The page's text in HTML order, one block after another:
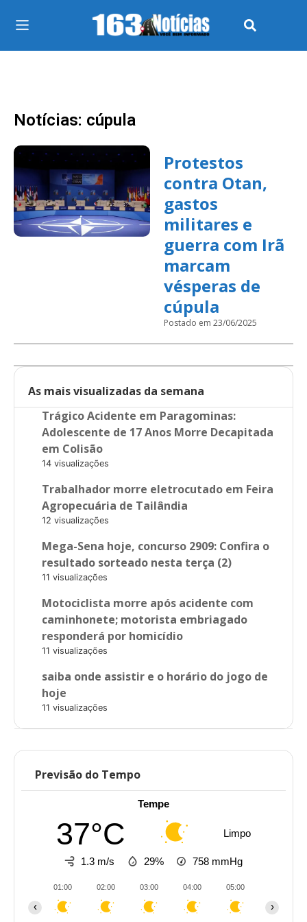
Notícias: cúpula
Protestos
contra Otan,
gastos
militares e
guerra com Irã
marcam
vésperas de
cúpula
Postado em 23/06/2025
As mais visualizadas da semana
Trágico Acidente em Paragominas:
Adolescente de 17 Anos Morre Decapitada
em Colisão
14 visualizações
Trabalhador morre eletrocutado em Feira
Agropecuária de Tailândia
12 visualizações
Mega-Sena hoje, concurso 2909: Confira o
resultado sorteado nesta terça (2)
11 visualizações
Motociclista morre após acidente com
caminhonete; motorista embriagado
responderá por homicídio
11 visualizações
saiba onde assistir e o horário do jogo de
hoje
11 visualizações
Previsão do Tempo
Tempe
37°C Limpo
1.3 m/s 29% 758 mmHg
01:00 02:00 03:00 04:00 05:00
‹ ›